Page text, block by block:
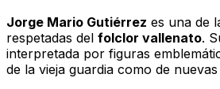
Jorge Mario Gutiérrez es una de
respetadas del folclor vallenato.
interpretada por figuras
de la vieja guardia como de